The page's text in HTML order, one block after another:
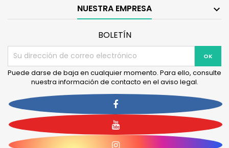
NUESTRA EMPRESA 
BOLETÍN
Puede darse de baja en cualquier momento. Para ello, consulte
nuestra información de contacto en el aviso legal.
Facebook
YouTube
Instagram